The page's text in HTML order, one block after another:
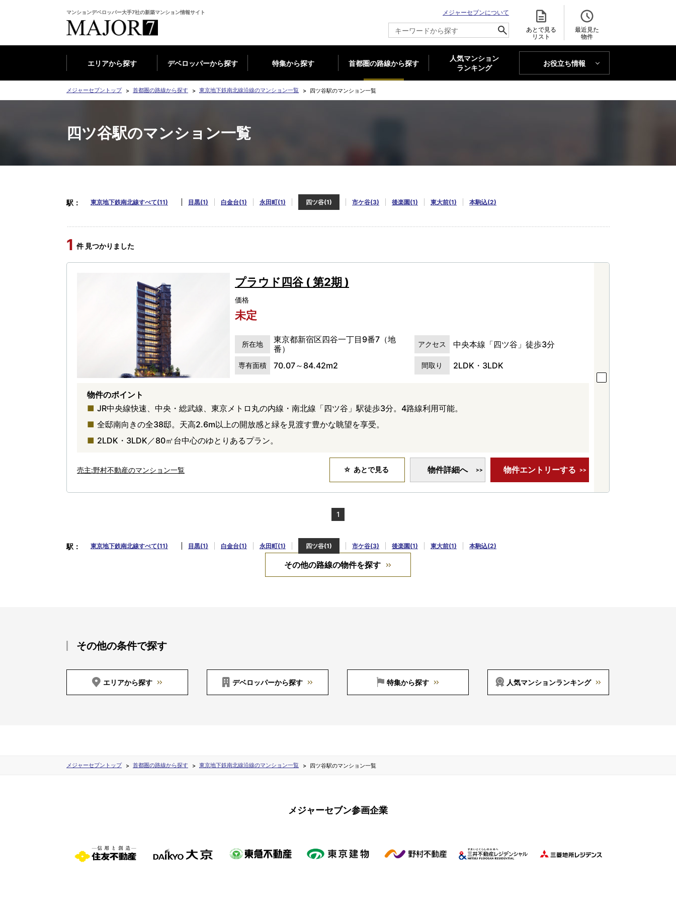
マンションデベロッパー大手7社の新築マンション情報サイト
メジャーセブンについて
あとで見る
リスト
最近見た
物件
エリアから探す デベロッパーから探す 特集から探す 首都圏の路線から探す
人気マンション
ランキング
お役立ち情報
MAJOR'S BLOG
メジャーセブントップ 首都圏の路線から探す 東京地下鉄南北線沿線のマンション一覧 四ツ谷駅のマンション一覧
四ツ谷駅のマンション一覧
駅 東京地下鉄南北線すべて(11) 目黒(1) 白金台(1) 永田町(1) 四ツ谷(1) 市ケ谷(3) 後楽園(1) 東大前(1) 本駒込(2)
1 件 見つかりました
プラウド四谷 ( 第2期 )
価格
未定
所在地
東京都新宿区四谷一丁目9番7（地
番）
アクセス 中央本線「四ツ谷」徒歩3分
専有面積 70.07～84.42m2 間取り 2LDK・3LDK
物件のポイント
JR中央線快速、中央・総武線、東京メトロ丸の内線・南北線「四ツ谷」駅徒歩3分。4路線利用可能。
全邸南向きの全38邸。天高2.6m以上の開放感と緑を見渡す豊かな眺望を享受。
2LDK・3LDK／80㎡台中心のゆとりあるプラン。
売主:野村不動産のマンション一覧 あとで見る 物件詳細へ 物件エントリーする
1
駅 東京地下鉄南北線すべて(11) 目黒(1) 白金台(1) 永田町(1) 四ツ谷(1) 市ケ谷(3) 後楽園(1) 東大前(1) 本駒込(2)
その他の路線の物件を探す
その他の条件で探す
エリアから探す デベロッパーから探す 特集から探す 人気マンションランキング
メジャーセブントップ 首都圏の路線から探す 東京地下鉄南北線沿線のマンション一覧 四ツ谷駅のマンション一覧
メジャーセブン参画企業